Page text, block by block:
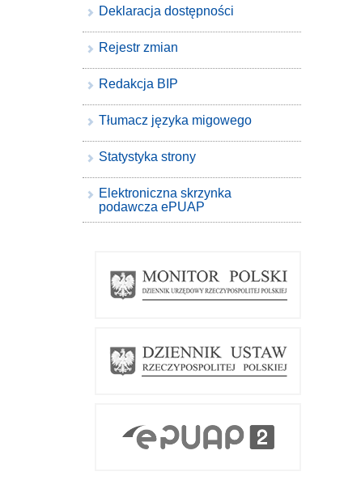
Deklaracja dostępności
Rejestr zmian
Redakcja BIP
Tłumacz języka migowego
Statystyka strony
Elektroniczna skrzynka
podawcza ePUAP